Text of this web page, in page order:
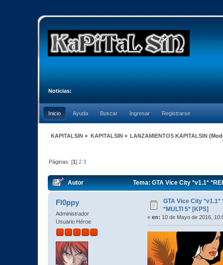
Noticias:
Inicio Ayuda Buscar Ingresar Registrarse
KAPITALSIN » KAPITALSIN» LANZAMIENTOS KAPITALSIN
Páginas: [1]2 3
Autor Tema: GTA Vice City *v1.1*
Fl0ppy
Administrador
Usuario Héroe
GTA Vice City *v1.1*
*MULTI 5* [KPS]
« en: 10 de Mayo de 2016,